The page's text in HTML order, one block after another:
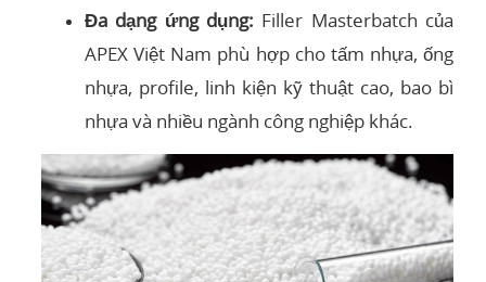
Đa dạng ứng dụng: Filler Masterbatch của
APEX Việt Nam phù hợp cho tấm nhựa, ống
nhựa, profile, linh kiện kỹ thuật cao, bao bì
nhựa và nhiều ngành công nghiệp khác.